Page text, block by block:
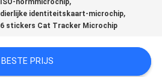
ISO-normmicrochip
dierlijke identiteitskaart-microchip,
6 stickers Cat Tracker Microchip
BESTE PRIJS